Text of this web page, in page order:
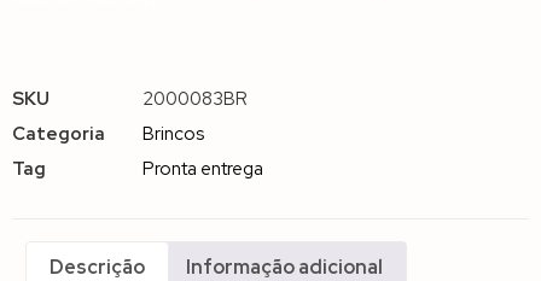
SKU
2000083BR
Categoria
Brincos
Tag
Pronta entrega
Descrição Informação adicional